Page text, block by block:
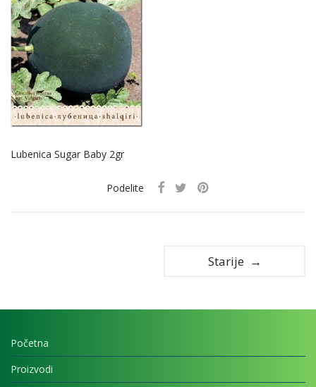
Lubenica Sugar Baby 2gr
Podelite
Starije →
Početna
Proizvodi